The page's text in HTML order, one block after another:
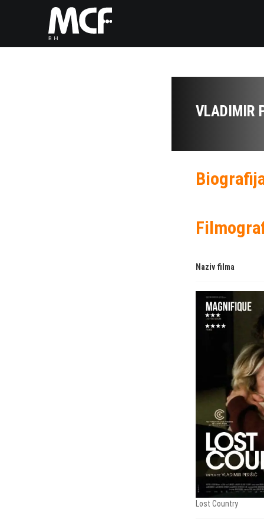
VLADIMIR
Naziv filma
Lost Country